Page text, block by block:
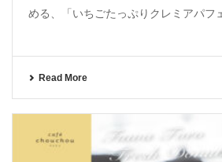
める、「いちごたっぷりクレミアパ
Read More